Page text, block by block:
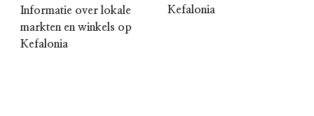
Informatie over lokale
markten en winkels op
Kefalonia
Kefalonia